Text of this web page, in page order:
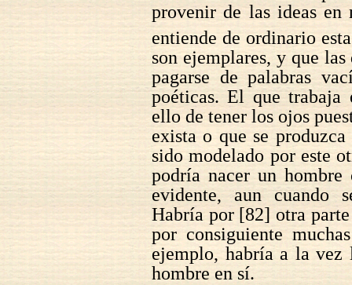
provenir de las ideas en
entiende de ordinario
son ejemplares, y que
pagarse de palabras
poéticas. El que trabaja
ello de tener los ojos
exista o que se
sido modelado por este
podría nacer un hombre
evidente, aun cuando
Habría por [82] otra
por consiguiente
ejemplo, habría a la
hombre en sí.